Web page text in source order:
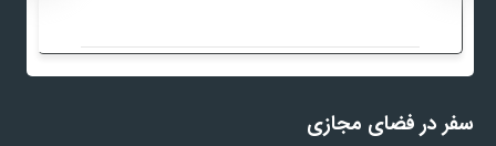
سفر در فضای مجازی